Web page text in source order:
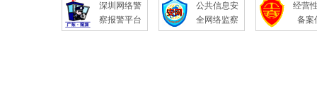
深圳网络警
察报警平台
公共信息安
全网络监察
经营
备案